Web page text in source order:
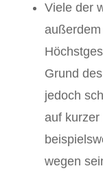
Viele der
Grund
jedoch
auf kurzer
wegen